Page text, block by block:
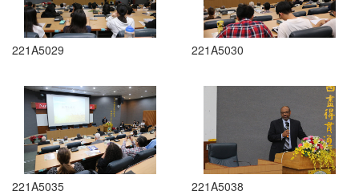
221A5029 221A5030
221A5035 221A5038